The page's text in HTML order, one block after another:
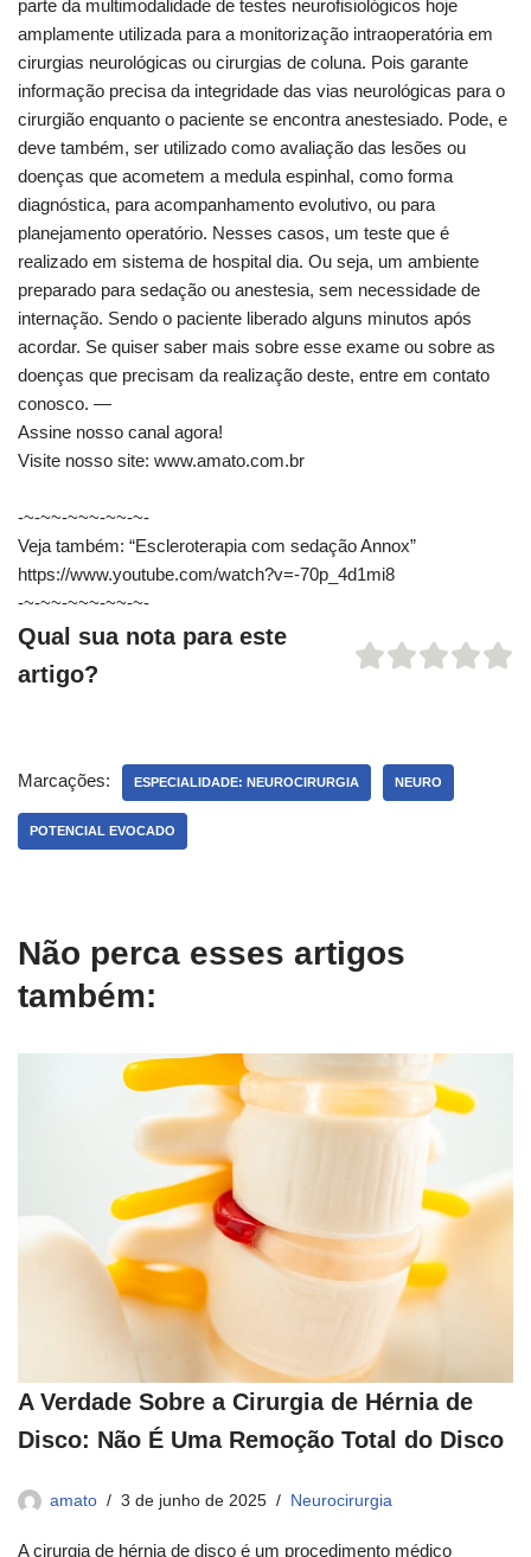
parte da multimodalidade de testes neurofisiológicos hoje
amplamente utilizada para a monitorização intraoperatória em
cirurgias neurológicas ou cirurgias de coluna. Pois garante
informação precisa da integridade das vias neurológicas para o
cirurgião enquanto o paciente se encontra anestesiado. Pode, e
deve também, ser utilizado como avaliação das lesões ou
doenças que acometem a medula espinhal, como forma
diagnóstica, para acompanhamento evolutivo, ou para
planejamento operatório. Nesses casos, um teste que é
realizado em sistema de hospital dia. Ou seja, um ambiente
preparado para sedação ou anestesia, sem necessidade de
internação. Sendo o paciente liberado alguns minutos após
acordar. Se quiser saber mais sobre esse exame ou sobre as
doenças que precisam da realização deste, entre em contato
conosco. —
Assine nosso canal agora!
Visite nosso site: www.amato.com.br
-~-~~-~~~-~~-~-
Veja também: “Escleroterapia com sedação Annox”
https://www.youtube.com/watch?v=-70p_4d1mi8
-~-~~-~~~-~~-~-
Qual sua nota para este
artigo?
Marcações: ESPECIALIDADE: NEUROCIRURGIA NEURO
POTENCIAL EVOCADO
Não perca esses artigos
também:
A Verdade Sobre a Cirurgia de Hérnia de
Disco: Não É Uma Remoção Total do Disco
amato 3 de junho de 2025 Neurocirurgia
A cirurgia de hérnia de disco é um procedimento médico